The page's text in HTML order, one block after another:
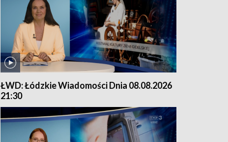
ŁWD: Łódzkie Wiadomości Dnia 08.08.2026
21:30